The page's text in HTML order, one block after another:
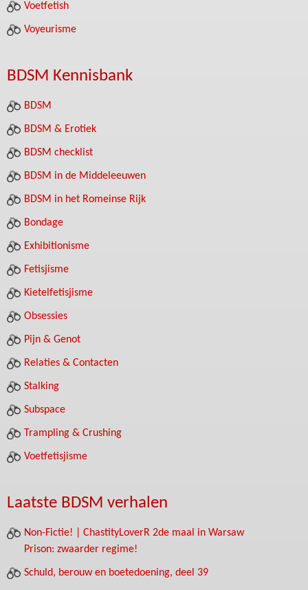
Voetfetish
Voyeurisme
BDSM Kennisbank
BDSM
BDSM & Erotiek
BDSM checklist
BDSM in de Middeleeuwen
BDSM in het Romeinse Rijk
Bondage
Exhibitionisme
Fetisjisme
Kietelfetisjisme
Obsessies
Pijn & Genot
Relaties & Contacten
Stalking
Subspace
Trampling & Crushing
Voetfetisjisme
Laatste BDSM verhalen
Non-Fictie! | ChastityLoverR 2de maal in Warsaw
Prison: zwaarder regime!
Schuld, berouw en boetedoening, deel 39